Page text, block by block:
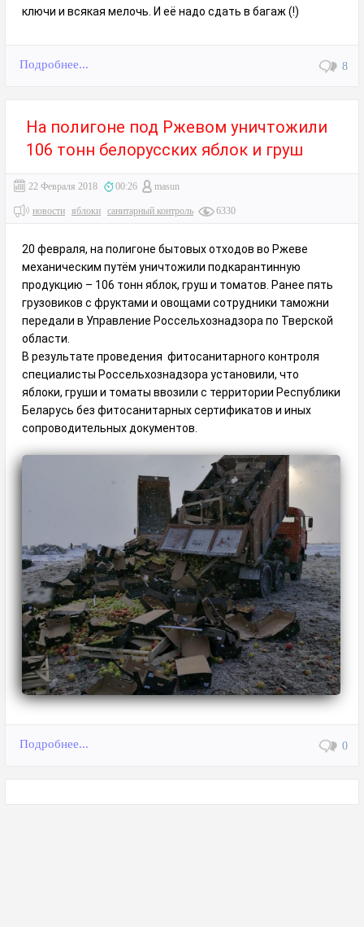
ключи и всякая мелочь. И её надо сдать в багаж (!)
Подробнее... 8
На полигоне под Ржевом уничтожили
106 тонн белорусских яблок и груш
22 Февраля 2018 00:26 masun
новости яблоки санитарный контроль 6330
20 февраля, на полигоне бытовых отходов во Ржеве
механическим путём уничтожили подкарантинную
продукцию – 106 тонн яблок, груш и томатов. Ранее пять
грузовиков с фруктами и овощами сотрудники таможни
передали в Управление Россельхознадзора по Тверской
области.
В результате проведения фитосанитарного контроля
специалисты Россельхознадзора установили, что
яблоки, груши и томаты ввозили с территории Республики
Беларусь без фитосанитарных сертификатов и иных
сопроводительных документов.
Подробнее... 0